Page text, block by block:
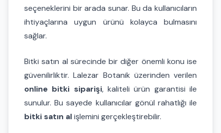
seçeneklerini bir arada sunar. Bu da kullanıcıların
ihtiyaçlarına uygun ürünü kolayca bulmasını
sağlar.
Bitki satın al sürecinde bir diğer önemli konu ise
güvenilirliktir. Lalezar Botanik üzerinden verilen
online bitki siparişi, kaliteli ürün garantisi ile
sunulur. Bu sayede kullanıcılar gönül rahatlığı ile
bitki satın alişlemini gerçekleştirebilir.